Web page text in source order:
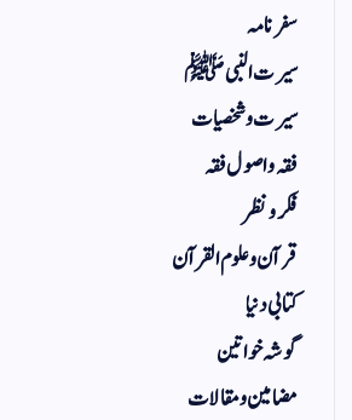
سفر نامہ
سیرت النبی ﷺ
سیرت و شخصیات
فقہ و اصول فقہ
فکر و نظر
قرآن و علوم القرآن
کتابی دنیا
گوشہ خواتین
مضامین و مقالات